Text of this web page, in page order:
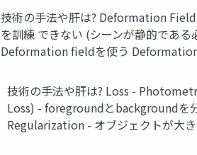
技術の手法や肝は? Deformation
を訓練 できない (シーンが静的であ
Deformation ﬁeldを使う
技術の手法や肝は? Loss -
Loss) - foregroundとbackgroundを
Regularization - オブジェクトが大